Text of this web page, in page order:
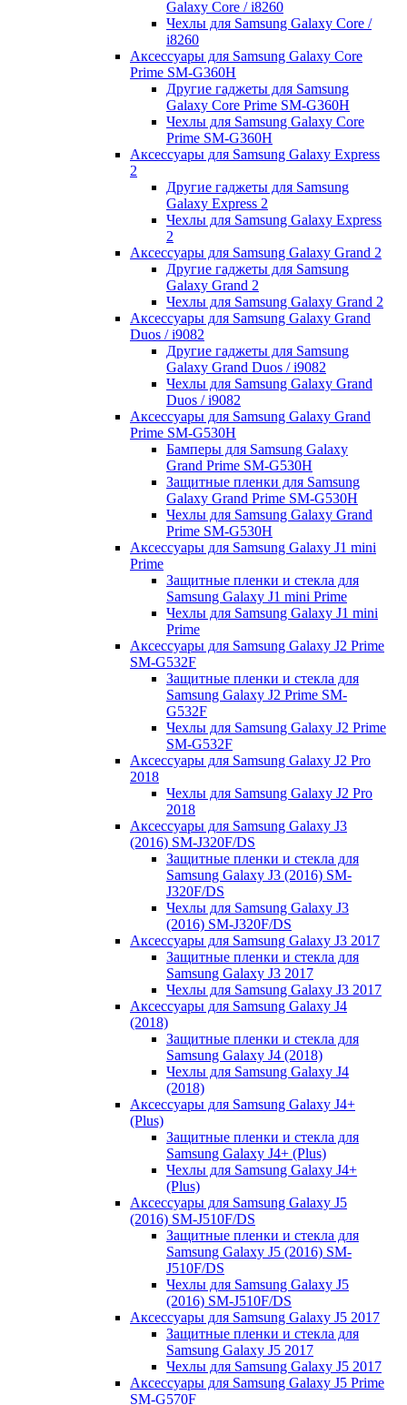
Galaxy Core / i8260
Чехлы для Samsung Galaxy Core /
i8260
Аксессуары для Samsung Galaxy Core
Prime SM-G360H
Другие гаджеты для Samsung
Galaxy Core Prime SM-G360H
Чехлы для Samsung Galaxy Core
Prime SM-G360H
Аксессуары для Samsung Galaxy Express
2
Другие гаджеты для Samsung
Galaxy Express 2
Чехлы для Samsung Galaxy Express
2
Аксессуары для Samsung Galaxy Grand 2
Другие гаджеты для Samsung
Galaxy Grand 2
Чехлы для Samsung Galaxy Grand 2
Аксессуары для Samsung Galaxy Grand
Duos / i9082
Другие гаджеты для Samsung
Galaxy Grand Duos / i9082
Чехлы для Samsung Galaxy Grand
Duos / i9082
Аксессуары для Samsung Galaxy Grand
Prime SM-G530H
Бамперы для Samsung Galaxy
Grand Prime SM-G530H
Защитные пленки для Samsung
Galaxy Grand Prime SM-G530H
Чехлы для Samsung Galaxy Grand
Prime SM-G530H
Аксессуары для Samsung Galaxy J1 mini
Prime
Защитные пленки и стекла для
Samsung Galaxy J1 mini Prime
Чехлы для Samsung Galaxy J1 mini
Prime
Аксессуары для Samsung Galaxy J2 Prime
SM-G532F
Защитные пленки и стекла для
Samsung Galaxy J2 Prime SM-
G532F
Чехлы для Samsung Galaxy J2 Prime
SM-G532F
Аксессуары для Samsung Galaxy J2 Pro
2018
Чехлы для Samsung Galaxy J2 Pro
2018
Аксессуары для Samsung Galaxy J3
(2016) SM-J320F/DS
Защитные пленки и стекла для
Samsung Galaxy J3 (2016) SM-
J320F/DS
Чехлы для Samsung Galaxy J3
(2016) SM-J320F/DS
Аксессуары для Samsung Galaxy J3 2017
Защитные пленки и стекла для
Samsung Galaxy J3 2017
Чехлы для Samsung Galaxy J3 2017
Аксессуары для Samsung Galaxy J4
(2018)
Защитные пленки и стекла для
Samsung Galaxy J4 (2018)
Чехлы для Samsung Galaxy J4
(2018)
Аксессуары для Samsung Galaxy J4+
(Plus)
Защитные пленки и стекла для
Samsung Galaxy J4+ (Plus)
Чехлы для Samsung Galaxy J4+
(Plus)
Аксессуары для Samsung Galaxy J5
(2016) SM-J510F/DS
Защитные пленки и стекла для
Samsung Galaxy J5 (2016) SM-
J510F/DS
Чехлы для Samsung Galaxy J5
(2016) SM-J510F/DS
Аксессуары для Samsung Galaxy J5 2017
Защитные пленки и стекла для
Samsung Galaxy J5 2017
Чехлы для Samsung Galaxy J5 2017
Аксессуары для Samsung Galaxy J5 Prime
SM-G570F